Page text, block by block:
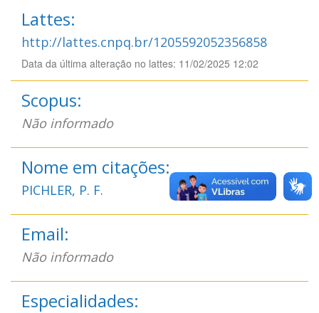
Lattes:
http://lattes.cnpq.br/1205592052356858
Data da última alteração no lattes: 11/02/2025 12:02
Scopus:
Não informado
Nome em citações:
PICHLER, P. F.
Email:
Não informado
Especialidades: